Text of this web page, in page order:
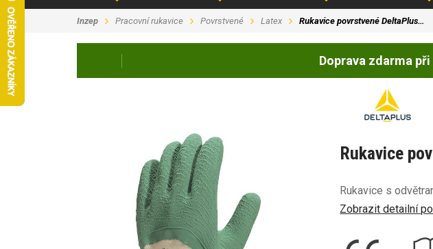
Inzep Pracovní rukavice Povrstvené Latex Rukavice povrstvené DeltaPlus…
Doprava zdarma při
Rukavice
Rukavice s
Zobrazit detailní